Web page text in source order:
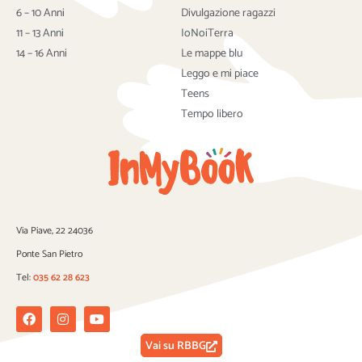
r e
6 – 10 Anni
11 – 13 Anni
14 – 16 Anni
Divulgazione ragazzi
IoNoiTerra
Le mappe blu
Leggo e mi piace
Teens
Tempo libero
Via Piave, 22 24036
Ponte San Pietro
Tel:035 62 28 623
FacebookInstagramYoutube
Vai su RBBG